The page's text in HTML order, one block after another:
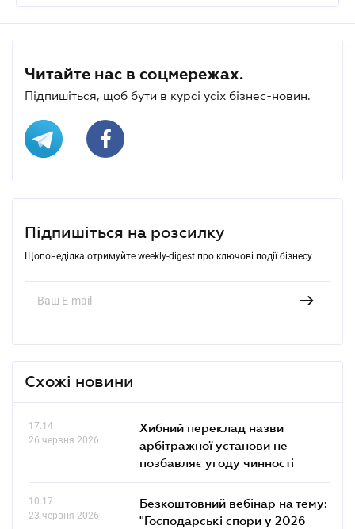
Читайте нас в соцмережах.
Підпишіться, щоб бути в курсі усіх бізнес-новин.
Підпишіться на розсилку
Щопонеділка отримуйте weekly-digest про ключові події бізнесу
Схожі новини
17.14
26 червня 2026
Хибний переклад назви
арбітражної установи не
позбавляє угоду чинності
10.17
23 червня 2026
Безкоштовний вебінар на тему:
"Господарські спори у 2026